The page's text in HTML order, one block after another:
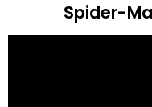
Spider-